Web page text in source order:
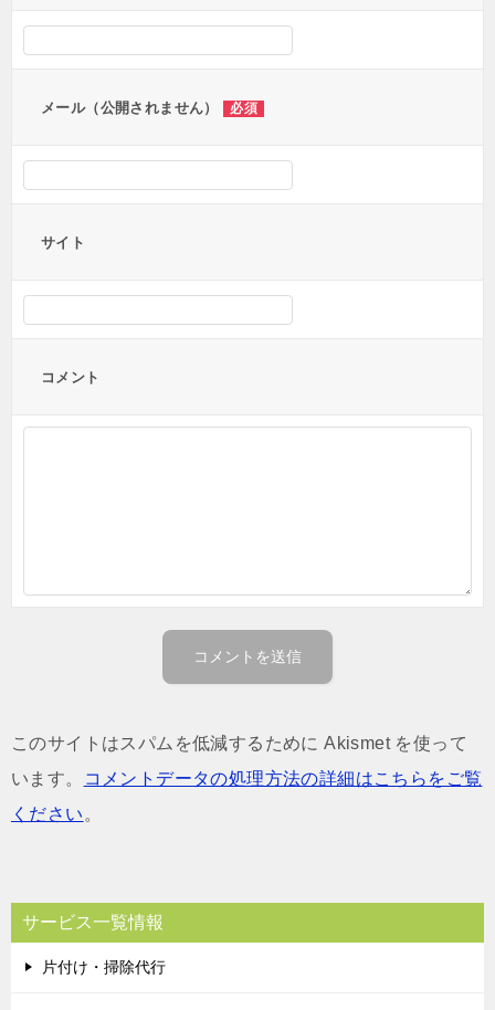
メール（公開されません） 必須
サイト
コメント
このサイトはスパムを低減するために Akismet を使って
います。
コメントデータの処理方法の詳細はこちらをご覧
ください 。
サービス一覧情報
片付け・掃除代行